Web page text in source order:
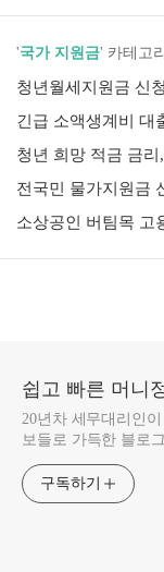
'국가 지원금' 카테고
청년 희망 적금 금리
쉽고 빠른 머니
20년차 세무대리인
보들로 가득한 블로
구독하기